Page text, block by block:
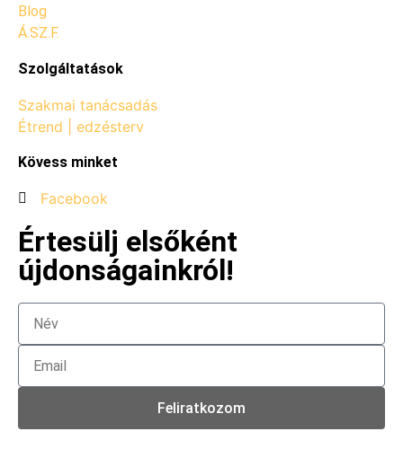
Blog
Á.SZ.F.
Szolgáltatások
Szakmai tanácsadás
Étrend | edzésterv
Kövess minket
Facebook
Értesülj elsőként
újdonságainkról!
Feliratkozom